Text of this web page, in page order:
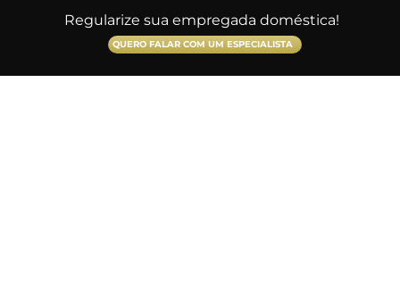
Regularize sua empregada doméstica!
QUERO FALAR COM UM ESPECIALISTA